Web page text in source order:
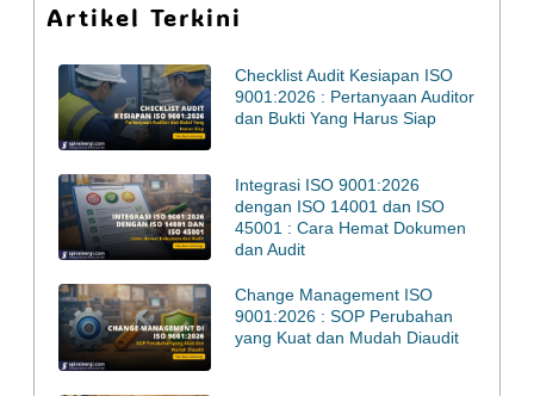
Artikel Terkini
Checklist Audit Kesiapan ISO
9001:2026 : Pertanyaan Auditor
dan Bukti Yang Harus Siap
Integrasi ISO 9001:2026
dengan ISO 14001 dan ISO
45001 : Cara Hemat Dokumen
dan Audit
Change Management ISO
9001:2026 : SOP Perubahan
yang Kuat dan Mudah Diaudit